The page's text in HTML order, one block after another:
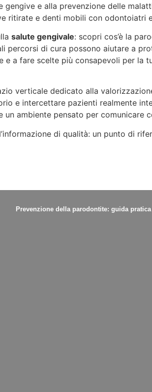
gengive e alla prevenzione delle
ritirate e denti mobili con odontoiatri
salute gengivale: scopri cos’è la
percorsi di cura possono aiutare a
a fare scelte più consapevoli per la
verticale dedicato alla
e intercettare pazienti realmente
ambiente pensato per comunicare
di qualità: un punto di
Prevenzione della parodontite: guida